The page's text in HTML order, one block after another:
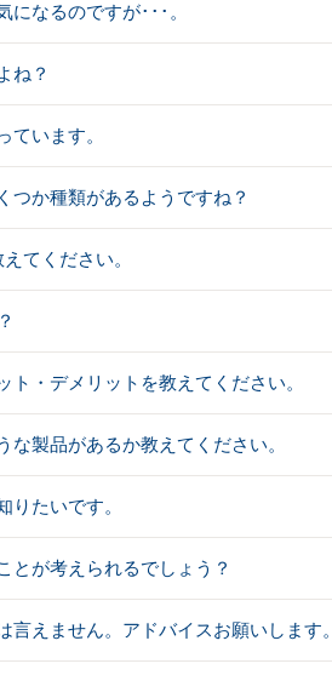
なるのですが･･･。
ね？
います。
つか種類があるようですね？
てください。
・デメリットを教えてください。
製品があるか教えてください。
たいです。
とが考えられるでしょう？
えません。アドバイスお願いします。